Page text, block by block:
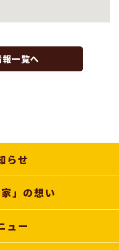
一覧へ
らせ
家」の想い
ュー